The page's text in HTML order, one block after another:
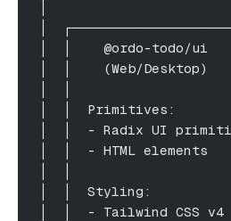
│
│  │    @ordo-todo/
│  │    (Web/
│  │  Primitives:
│  │  - Radix UI
│  │  - HTML
│  │  Styling:
│  │  - Tailwind